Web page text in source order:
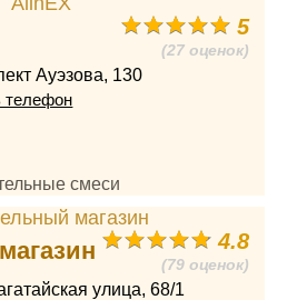
5
(27 оценок)
Ауэзова, 130
телефон
смеси
4.8
(79 оценок)
улица, 68/1